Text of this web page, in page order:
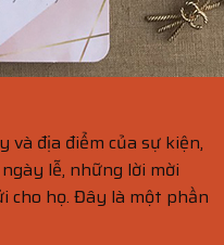
và địa điểm của sự kiện,
lễ, những lời mời
cho họ. Đây là một phần